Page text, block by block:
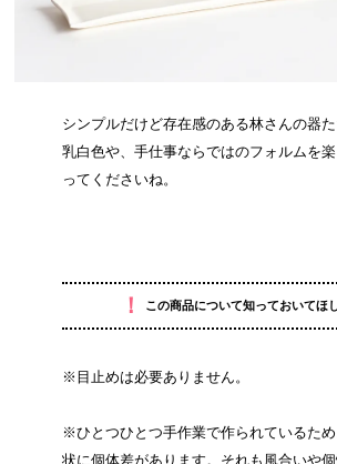
シンプルだけど存在感のある林さんの器
乳白色や、手仕事ならではのフォルムを
ってくださいね。
！ この商品について知っておいてほ
※目止めは必要ありません。
※ひとつひとつ手作業で作られているた
状に個体差があります。それも風合いや